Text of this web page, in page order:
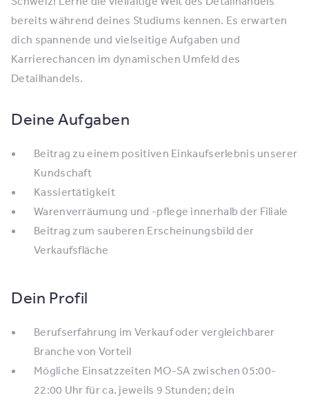
bereits während deines Studiums kennen. Es erwarten
dich spannende und vielseitige Aufgaben und
Karrierechancen im dynamischen Umfeld des
Detailhandels.
Deine Aufgaben
Beitrag zu einem positiven Einkaufserlebnis unserer
Kundschaft
Kassiertätigkeit
Warenverräumung und -pflege innerhalb der Filiale
Beitrag zum sauberen Erscheinungsbild der
Verkaufsfläche
Dein Profil
Berufserfahrung im Verkauf oder vergleichbarer
Branche von Vorteil
Mögliche Einsatzzeiten MO-SA zwischen 05:00-
22:00 Uhr für ca. jeweils 9 Stunden; dein